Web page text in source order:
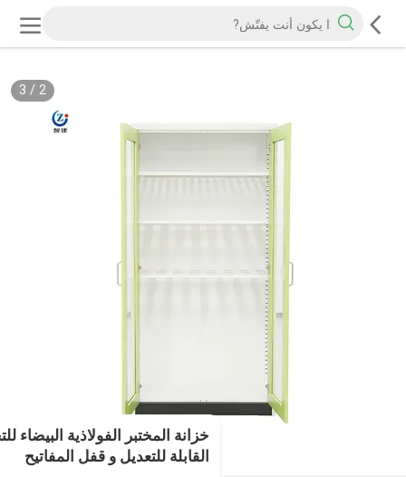
2
/
3
خزانة المختبر الفولاذية البيضاء
القابلة للتعديل و قفل المفاتيح